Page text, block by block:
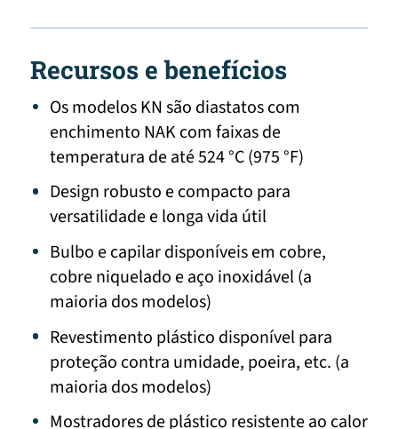
Recursos e benefícios
Os modelos KN são diastatos com
enchimento NAK com faixas de
temperatura de até 524 °C (975 °F)
Design robusto e compacto para
versatilidade e longa vida útil
Bulbo e capilar disponíveis em cobre,
cobre niquelado e aço inoxidável (a
maioria dos modelos)
Revestimento plástico disponível para
proteção contra umidade, poeira, etc. (a
maioria dos modelos)
Mostradores de plástico resistente ao calor